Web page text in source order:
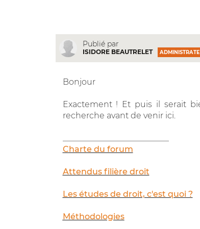
Publié par
ISIDORE BEAUTRELET
Bonjour
Exactement ! Et puis il serait
recherche avant de venir ici.
Charte du forum
Attendus filière droit
Les études de droit, c'est quoi ?
Méthodologies